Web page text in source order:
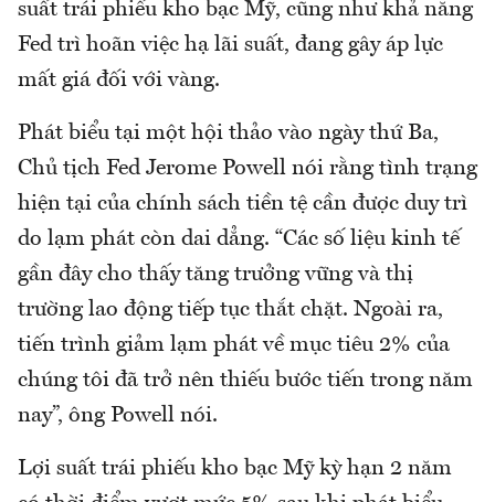
suất trái phiếu kho bạc Mỹ, cũng như khả năng
Fed trì hoãn việc hạ lãi suất, đang gây áp lực
mất giá đối với vàng.
Phát biểu tại một hội thảo vào ngày thứ Ba,
Chủ tịch Fed Jerome Powell nói rằng tình trạng
hiện tại của chính sách tiền tệ cần được duy trì
do lạm phát còn dai dẳng. “Các số liệu kinh tế
gần đây cho thấy tăng trưởng vững và thị
trường lao động tiếp tục thắt chặt. Ngoài ra,
tiến trình giảm lạm phát về mục tiêu 2% của
chúng tôi đã trở nên thiếu bước tiến trong năm
nay”, ông Powell nói.
Lợi suất trái phiếu kho bạc Mỹ kỳ hạn 2 năm